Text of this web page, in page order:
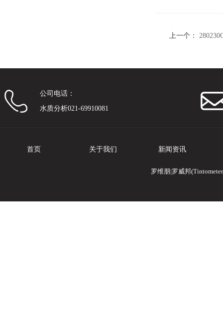
上一个：
公司电话：
水质分析021-69910081
首页 关于我们 新闻资讯
罗维朋|罗威邦